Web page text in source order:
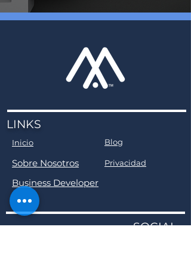
LINKS
Inicio Blog
Sobre Nosotros Privacidad
Business Developer
SOCIAL